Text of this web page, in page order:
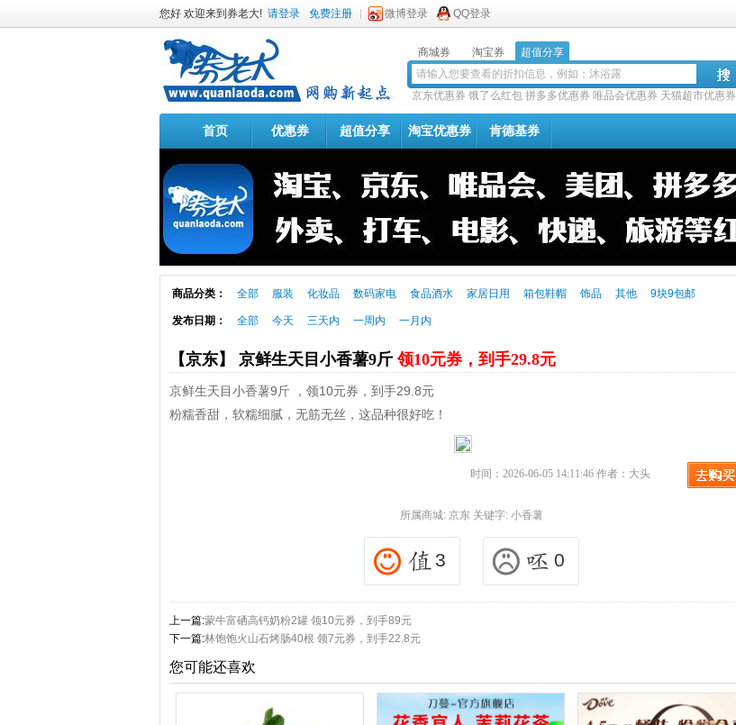
您好 欢迎来到券老大! 请登录 免费注册 微博登录 QQ登录
商城券 淘宝券 超值分享
京东优惠券 饿了么红包 拼多多优惠券 唯品会优惠券 天猫超市优惠券
首页 优惠券 超值分享 淘宝优惠券 肯德基券
商品分类： 全部 服装 化妆品 数码家电 食品酒水 家居日用 箱包鞋帽 饰品 其他 9块9包邮
发布日期： 全部 今天 三天内 一周内 一月内
【京东】 京鲜生天目小香薯9斤领10元券，到手29.8元
京鲜生天目小香薯9斤 ，领10元券，到手29.8元
粉糯香甜，软糯细腻，无筋无丝，这品种很好吃！
时间：2026-06-05 14:11:46 作者：大头
所属商城: 京东关键字: 小香薯
3 0
上一篇:蒙牛富硒高钙奶粉2罐 领10元券，到手89元
下一篇:林饱饱火山石烤肠40根 领7元券，到手22.8元
您可能还喜欢
拼多多优惠券+拼多多返利 淘宝优惠券+淘宝返利